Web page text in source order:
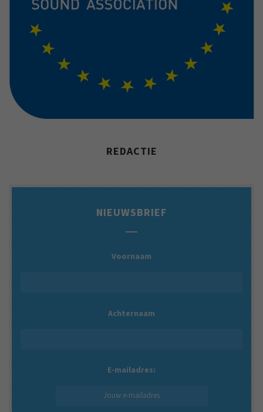
REDACTIE
NIEUWSBRIEF
Voornaam
Achternaam
E-mailadres: